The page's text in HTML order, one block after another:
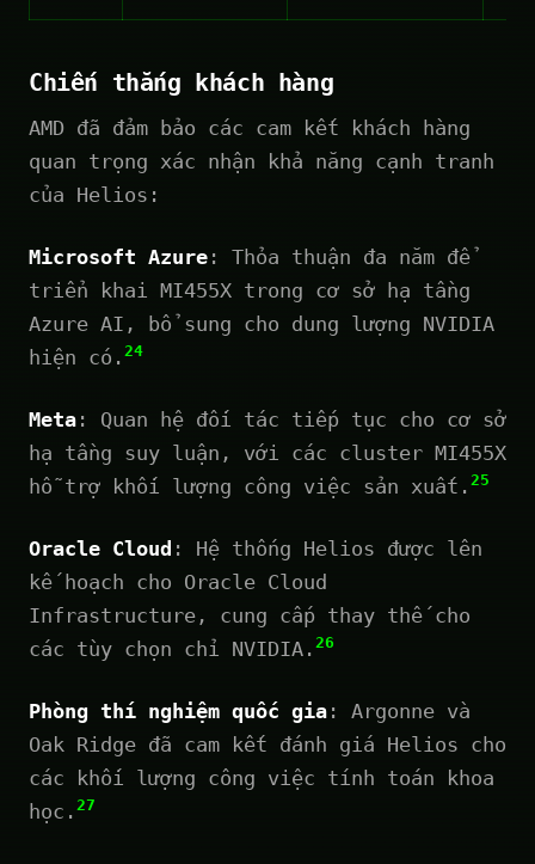
Chiến thắng khách hàng
AMD đã đảm bảo các cam kết khách hàng
quan trọng xác nhận khả năng cạnh tranh
của Helios:
Microsoft Azure : Thỏa thuận đa năm để
triển khai MI455X trong cơ sở hạ tầng
Azure AI, bổ sung cho dung lượng NVIDIA
hiện có. 24
Meta : Quan hệ đối tác tiếp tục cho cơ sở
hạ tầng suy luận, với các cluster MI455X
hỗ trợ khối lượng công việc sản xuất. 25
Oracle Cloud : Hệ thống Helios được lên
kế hoạch cho Oracle Cloud
Infrastructure, cung cấp thay thế cho
các tùy chọn chỉ NVIDIA. 26
Phòng thí nghiệm quốc gia : Argonne và
Oak Ridge đã cam kết đánh giá Helios cho
các khối lượng công việc tính toán khoa
học. 27